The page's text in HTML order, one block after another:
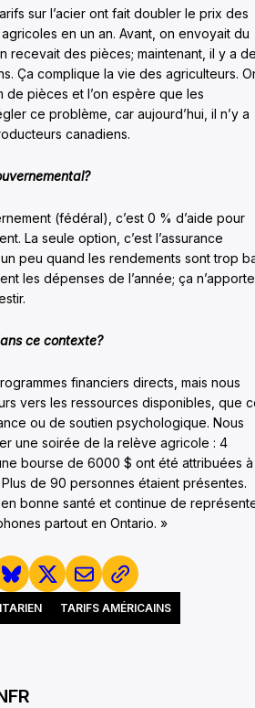
sur l’acier ont fait doubler le prix des
en un an. Avant, on envoyait du
recevait des pièces; maintenant, il y a
Ça complique la vie des agriculteurs.
de pièces et l’on espère que les
ce problème, car aujourd’hui, il n’y a
canadiens.
(fédéral), c’est 0 % d’aide pour
La seule option, c’est l’assurance
peu quand les rendements sont trop
les dépenses de l’année; ça n’apporte
ce contexte?
financiers directs, mais nous
vers les ressources disponibles, que
ou de soutien psychologique. Nous
une soirée de la relève agricole : 4
bourse de 6000 $ ont été attribuées à
de 90 personnes étaient présentes.
en bonne santé et continue de
partout en Ontario. »
TARIFS AMÉRICAINS